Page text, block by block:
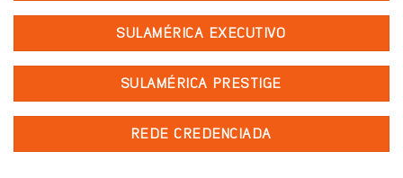
SULAMÉRICA EXECUTIVO
SULAMÉRICA PRESTIGE
REDE CREDENCIADA